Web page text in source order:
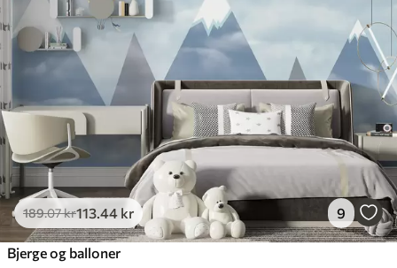
189.07kr113 .44 kr 9
Bjerge og balloner